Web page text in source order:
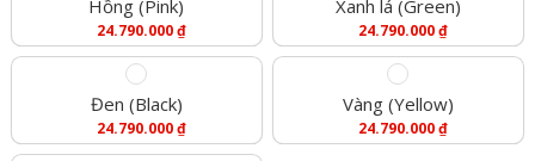
Hồng (Pink)
24.790.000₫
Xanh lá (Green)
24.790.000₫
Đen (Black)
24.790.000₫
Vàng (Yellow)
24.790.000₫